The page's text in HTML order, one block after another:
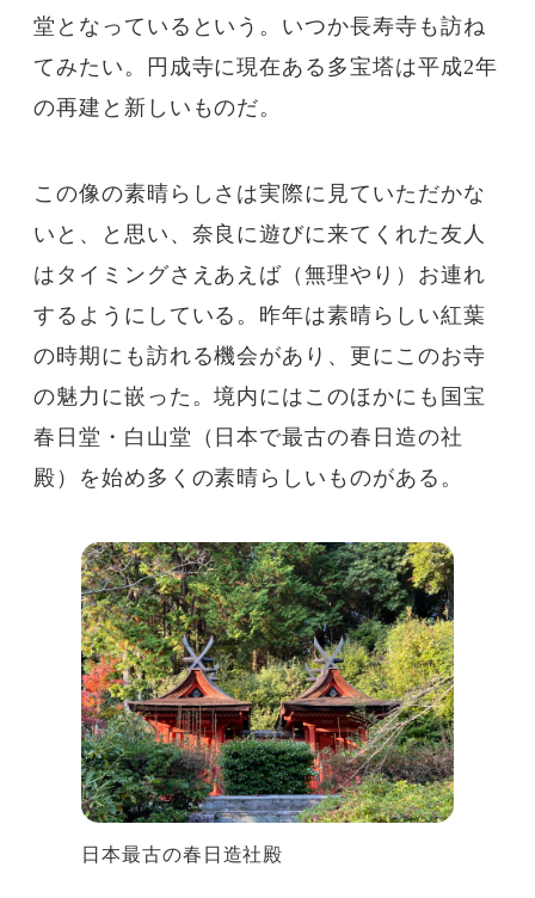
堂となっているという。いつか長寿寺も訪ね
てみたい。円成寺に現在ある多宝塔は平成2年
の再建と新しいものだ。
この像の素晴らしさは実際に見ていただかな
いと、と思い、奈良に遊びに来てくれた友人
はタイミングさえあえば（無理やり）お連れ
するようにしている。昨年は素晴らしい紅葉
の時期にも訪れる機会があり、更にこのお寺
の魅力に嵌った。境内にはこのほかにも国宝
春日堂・白山堂（日本で最古の春日造の社
殿）を始め多くの素晴らしいものがある。
日本最古の春日造社殿